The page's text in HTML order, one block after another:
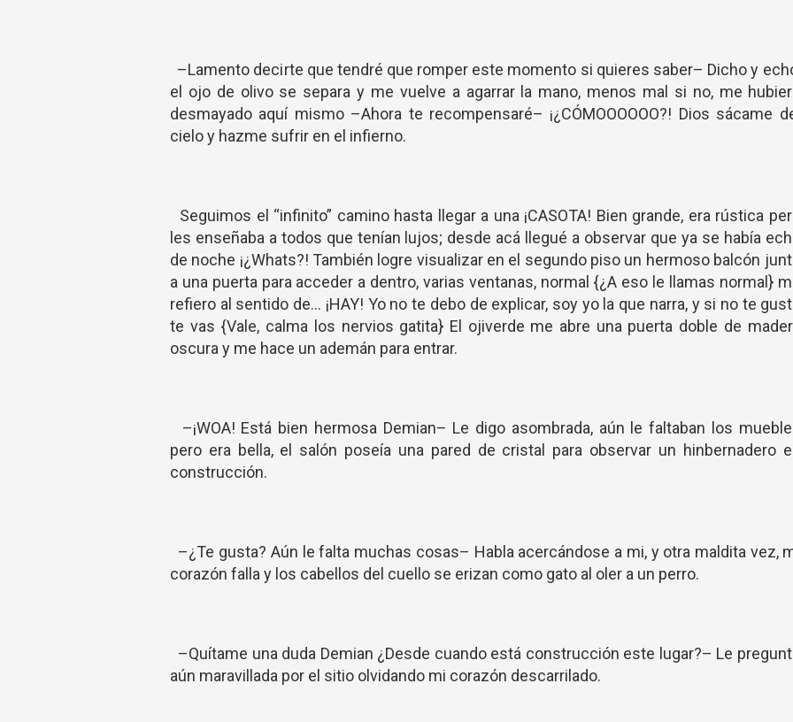
–Lamento decirte que tendré que romper este momento si quieres saber– Dicho y
el ojo de olivo se separa y me vuelve a agarrar la mano, menos mal si no, me
desmayado aquí mismo –Ahora te recompensaré– ¡¿CÓMOOOOOO?! Dios sácame
cielo y hazme sufrir en el infierno.
Seguimos el “infinito” camino hasta llegar a una ¡CASOTA! Bien grande, era rústica
les enseñaba a todos que tenían lujos; desde acá llegué a observar que ya se había
de noche ¡¿Whats?! También logre visualizar en el segundo piso un hermoso balcón
a una puerta para acceder a dentro, varias ventanas, normal {¿A eso le llamas normal}
refiero al sentido de... ¡HAY! Yo no te debo de explicar, soy yo la que narra, y si no te
te vas {Vale, calma los nervios gatita} El ojiverde me abre una puerta doble de
oscura y me hace un ademán para entrar.
–¡WOA! Está bien hermosa Demian– Le digo asombrada, aún le faltaban los
pero era bella, el salón poseía una pared de cristal para observar un hinbernadero
construcción.
–¿Te gusta? Aún le falta muchas cosas– Habla acercándose a mi, y otra maldita vez,
corazón falla y los cabellos del cuello se erizan como gato al oler a un perro.
–Quítame una duda Demian ¿Desde cuando está construcción este lugar?– Le
aún maravillada por el sitio olvidando mi corazón descarrilado.